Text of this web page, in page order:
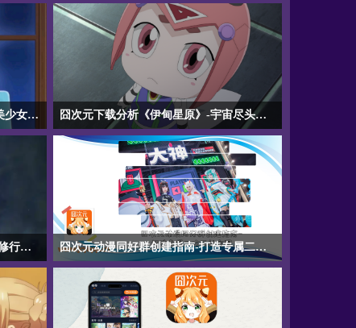
齿轮与
轩辕剑
主与机
苍色火
感与虐
精品。
【囧次元官方活动参与指南-声优见面会与线下漫展
全攻略】详细介绍囧次元官方举办的声优见面会、
线下漫展等活动的参与方法，涵盖活动信息获取渠
道、报名方式、线上参与流程及线下入场须知，帮
助动漫爱好者第一时间掌握活动动态并顺利参与。
囧次元下载分析《广阔天空！光之美少女》-苍穹之上与勇气绽放的守护史诗
》-苍穹
析《广
真白彩
血历
战斗场
震撼兼
囧次元下载分析《伊甸星原》-宇宙尽头与羁绊交织的冒险史诗
【囧次元下载分析《伊甸星原》-宇宙尽头与羁绊交
织的冒险史诗】囧次元下载分析《伊甸星原》动漫
讲述机械少年西奇驾驶飞船穿越宇宙寻找母星的热
血冒险，以太齿轮战斗系统燃爆，伙伴羁绊催泪，
宇宙级世界观宏大震撼，是科幻冒险番中的诚意之
作，适合喜欢热血与感动交织的观众追番。
囧次元新版缕析《庙不可言》-禁欲修行与青春躁动的爆笑禅意
青春躁
》动漫
的爆笑
囧次元动漫同好群创建指南-打造专属二次元社交圈
【囧次元动漫同好群创建指南-打造专属二次元社交
圈】详细介绍囧次元动漫软件的群组功能，涵盖创
建流程、权限设置（公开/私密/需审核）、成员管